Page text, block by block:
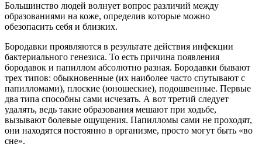
Большинство людей волнует вопрос различий между
образованиями на коже, определив которые можно
обезопасить себя и близких.
Бородавки проявляются в результате действия инфекции
бактериального генезиса. То есть причина появления
бородавок и папиллом абсолютно разная. Бородавки бывают
трех типов: обыкновенные (их наиболее часто спутывают с
папилломами), плоские (юношеские), подошвенные. Первые
два типа способны сами исчезать. А вот третий следует
удалять, ведь такие образования мешают при ходьбе,
вызывают болевые ощущения. Папилломы сами не проходят,
они находятся постоянно в организме, просто могут быть «во
сне».